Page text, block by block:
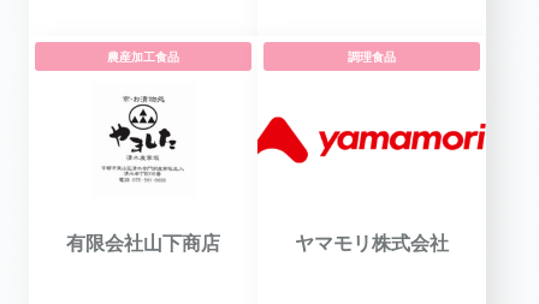
農産加工食品
有限会社山下商店
調理食品
ヤマモリ株式会社